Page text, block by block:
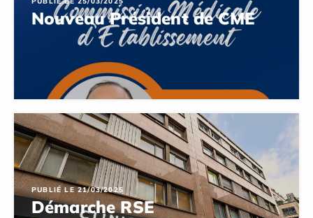
Nouveau Président de CME
PUBLIÉ LE 21/03/2025
Démarche RSE